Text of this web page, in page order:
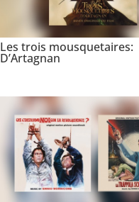
Les trois mousquetaires:
D’Artagnan